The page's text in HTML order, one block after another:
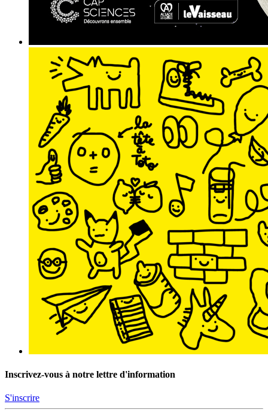
Inscrivez-vous à notre lettre d'information
S'inscrire